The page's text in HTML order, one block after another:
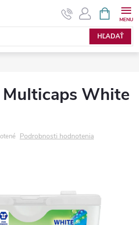
HĽADAŤ
KOŠÍK
Multicaps White
Podrobnosti hodnotenia